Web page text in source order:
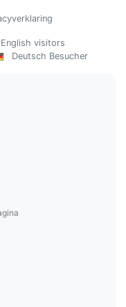
visitors
Deutsch Besucher